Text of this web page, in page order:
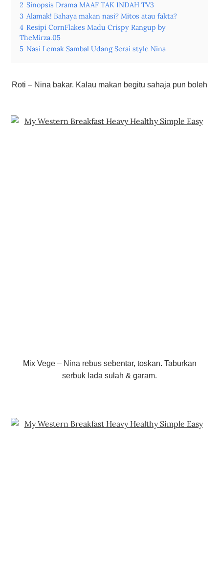
2 Sinopsis Drama MAAF TAK INDAH TV3
3 Alamak! Bahaya makan nasi? Mitos atau fakta?
4 Resipi CornFlakes Madu Crispy Rangup by
TheMirza.05
5 Nasi Lemak Sambal Udang Serai style Nina
Roti – Nina bakar. Kalau makan begitu sahaja pun boleh
Mix Vege – Nina rebus sebentar, toskan. Taburkan
serbuk lada sulah & garam.